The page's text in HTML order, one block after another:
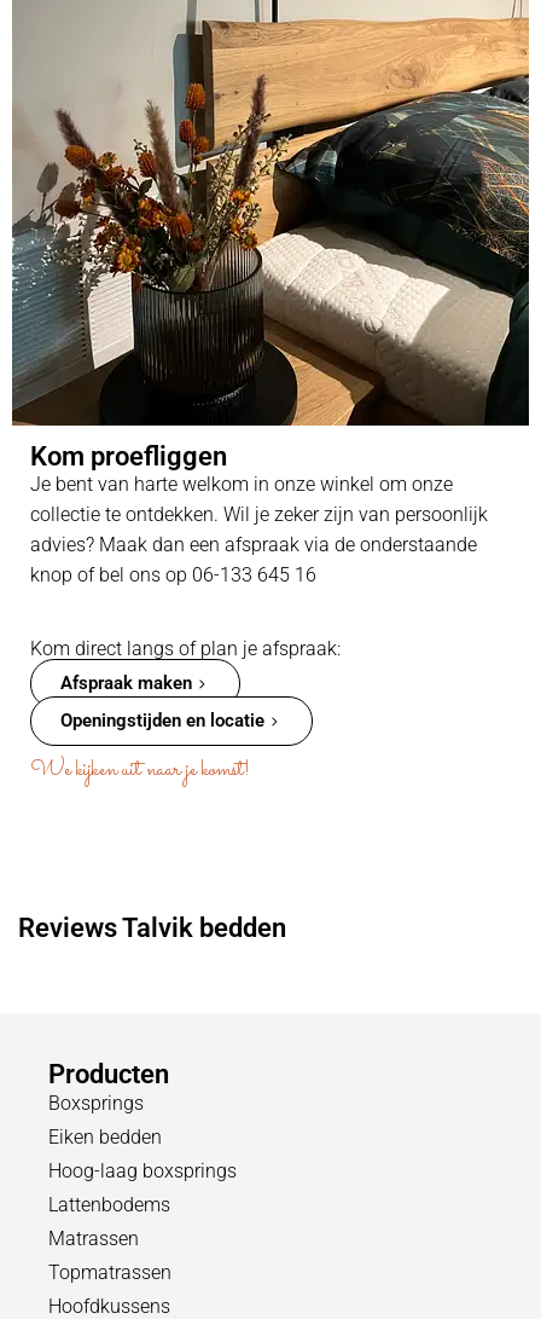
Kom proefliggen
Je bent van harte welkom in onze winkel om onze
collectie te ontdekken. Wil je zeker zijn van persoonlijk
advies? Maak dan een afspraak via de onderstaande
knop of bel ons op 06-133 645 16
Kom direct langs of plan je afspraak:
Afspraak maken
Openingstijden en locatie
We kijken uit naar je komst!
Reviews Talvik bedden
Producten
Boxsprings
Eiken bedden
Hoog-laag boxsprings
Lattenbodems
Matrassen
Topmatrassen
Hoofdkussens